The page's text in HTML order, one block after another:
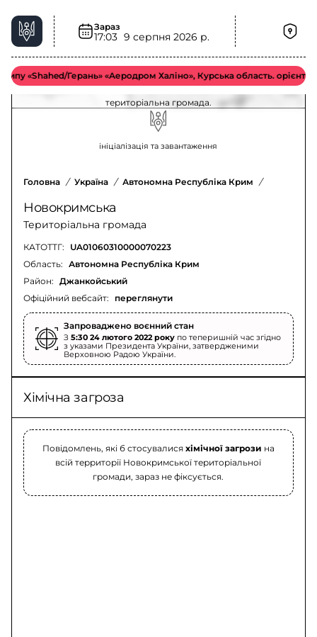
Зараз
17:03 9 серпня 2026 р.
«Shahed/Герань» «Аеродром Халіно», Курська область.
Хімічна загроза у Новокримська
територіальна громада – актуальна ситуація
Оновлення щодо хімічної загрози у Новокримська
територіальна громада.
ініціалізація та завантаження
Головна / Україна / Автономна Республіка Крим /
Новокримська
Територіальна громада
КАТОТТГ: UA01060310000070223
Офіційний вебсайт: переглянути
Область: Автономна Республіка Крим
Район: Джанкойський
Запроваджено воєнний стан
З 5:30 24 лютого 2022 року по теперишній час згідно
з указами Президента України, затвердженими
Верховною Радою України.
Хімічна загроза
Повідомлень, які б стосувалися хімічної загрози на
всій территорії Новокримської територіальної
громади, зараз не фіксується.